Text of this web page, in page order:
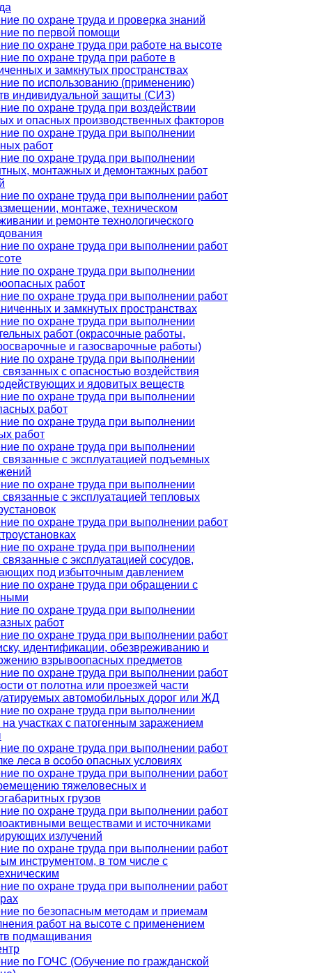
по охране труда и проверка знаний
по первой помощи
по охране труда при работе на высоте
по охране труда при работе в
и замкнутых пространствах
по использованию (применению)
индивидуальной защиты (СИЗ)
по охране труда при воздействии
и опасных производственных факторов
по охране труда при выполнении
работ
по охране труда при выполнении
монтажных и демонтажных работ
по охране труда при выполнении работ
монтаже, техническом
и ремонте технологического
по охране труда при выполнении работ
по охране труда при выполнении
работ
по охране труда при выполнении работ
и замкнутых пространствах
по охране труда при выполнении
работ (окрасочные работы,
и газосварочные работы)
по охране труда при выполнении
связанных с опасностью воздействия
и ядовитых веществ
по охране труда при выполнении
работ
по охране труда при выполнении
работ
по охране труда при выполнении
связанные с эксплуатацией подъемных
по охране труда при выполнении
связанные с эксплуатацией тепловых
по охране труда при выполнении работ
по охране труда при выполнении
связанные с эксплуатацией сосудов,
под избыточным давлением
по охране труда при обращении с
по охране труда при выполнении
работ
по охране труда при выполнении работ
идентификации, обезвреживанию и
взрывоопасных предметов
по охране труда при выполнении работ
от полотна или проезжей части
автомобильных дорог или ЖД
по охране труда при выполнении
на участках с патогенным заражением
по охране труда при выполнении работ
леса в особо опасных условиях
по охране труда при выполнении работ
тяжеловесных и
грузов
по охране труда при выполнении работ
веществами и источниками
излучений
по охране труда при выполнении работ
инструментом, в том числе с
по охране труда при выполнении работ
по безопасным методам и приемам
работ на высоте с применением
подмащивания
по ГОЧС (Обучение по гражданской